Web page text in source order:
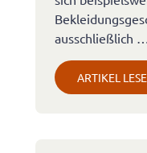
ausschließlich …
ARTIKEL